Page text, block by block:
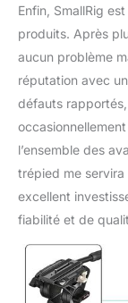
Enfin, SmallRig
produits. Après
aucun problème
réputation avec
défauts
l’ensemble des
trépied me
excellent
fiabilité et de